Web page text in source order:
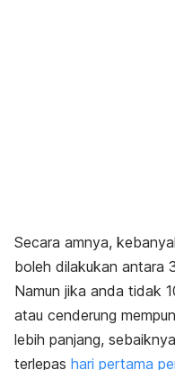
Secara amnya,
boleh dilakukan antara
Namun jika anda tidak
atau cenderung
lebih panjang,
terlepas hari pertama